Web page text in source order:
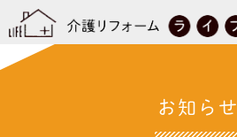
お知らせ